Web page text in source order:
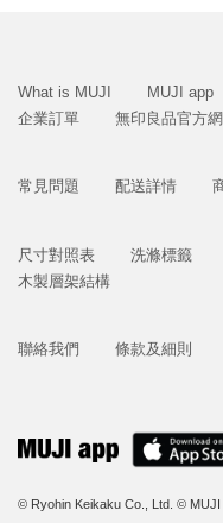
What is MUJI MUJI app
企業訂單
無印良品官方
常見問題 配送詳情
尺寸對照表 洗滌標籤
木製層架結構
聯絡我們 條款及細則
© Ryohin Keikaku Co., Ltd. © MUJI